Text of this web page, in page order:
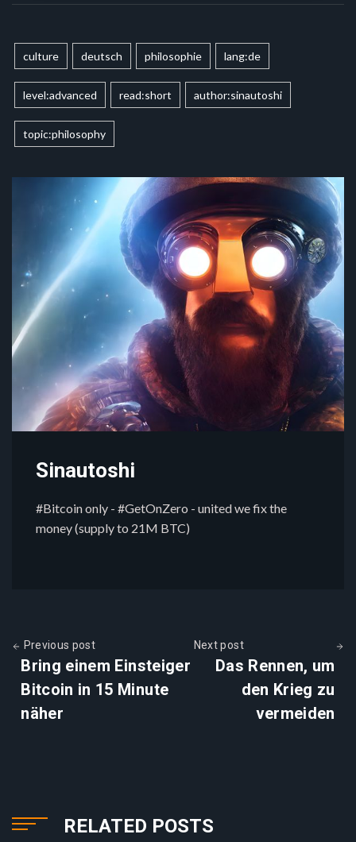
culture deutsch philosophie lang:de
level:advanced read:short author:sinautoshi
topic:philosophy
Sinautoshi
#Bitcoin only - #GetOnZero - united we fix the
money (supply to 21M BTC)
Previous post
Bring einem Einsteiger
Bitcoin in 15 Minute
näher
Next post
Das Rennen, um
den Krieg zu
vermeiden
RELATED POSTS